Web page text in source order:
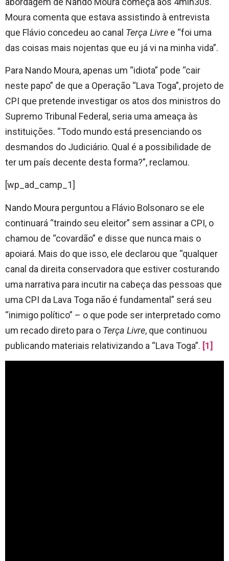
Moura comenta que estava assistindo à entrevista
que Flávio concedeu ao canal Terça Livre e “foi uma
das coisas mais nojentas que eu já vi na minha vida”.
Para Nando Moura, apenas um “idiota” pode “cair
neste papo” de que a Operação “Lava Toga”, projeto de
CPI que pretende investigar os atos dos ministros do
Supremo Tribunal Federal, seria uma ameaça às
instituições. “Todo mundo está presenciando os
desmandos do Judiciário. Qual é a possibilidade de
ter um país decente desta forma?”, reclamou.
[wp_ad_camp_1]
Nando Moura perguntou a Flávio Bolsonaro se ele
continuará “traindo seu eleitor” sem assinar a CPI, o
chamou de “covardão” e disse que nunca mais o
apoiará. Mais do que isso, ele declarou que “qualquer
canal da direita conservadora que estiver costurando
uma narrativa para incutir na cabeça das pessoas que
uma CPI da Lava Toga não é fundamental” será seu
“inimigo político” – o que pode ser interpretado como
um recado direto para o Terça Livre, que continuou
publicando materiais relativizando a “Lava Toga”. [1]